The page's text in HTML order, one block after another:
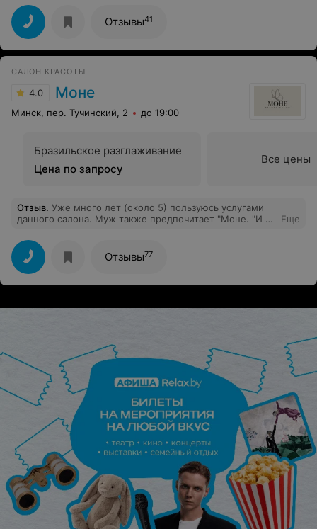
адекватные, мастер отличный.
Отзывы41
САЛОН КРАСОТЫ
4.0 Моне
Минск, пер. Тучинский, 2 до 19:00
Бразильское разглаживание
Цена по запросу
Все цены
Отзыв. Уже много лет (около 5) пользуюсь услугами
данного салона. Муж также предпочитает "Моне. "И я
мастера, а теперь все время хожу к Наталье. Только
положительные отзывы в ее адрес. Дочку на первую
стрижку только к ней!) Спасибо за вашу работу.
Успехов и много благодарных клиентов!!!
Еще
Отзывы77